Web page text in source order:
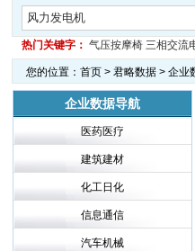
热门关键字： 气压按摩椅 三相交流
您的位置： 首页> 君略数据> 企业
企业数据导航
医药医疗
建筑建材
化工日化
信息通信
汽车机械